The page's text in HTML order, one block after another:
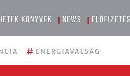
könyvek News Előfizetés
# ENERGIAVÁLSÁG